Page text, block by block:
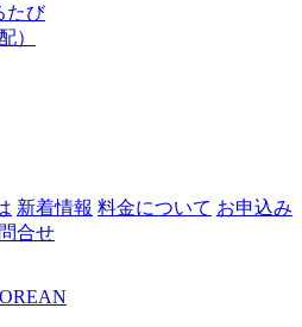
たび
）
新着情報 料金について お申込み
合せ